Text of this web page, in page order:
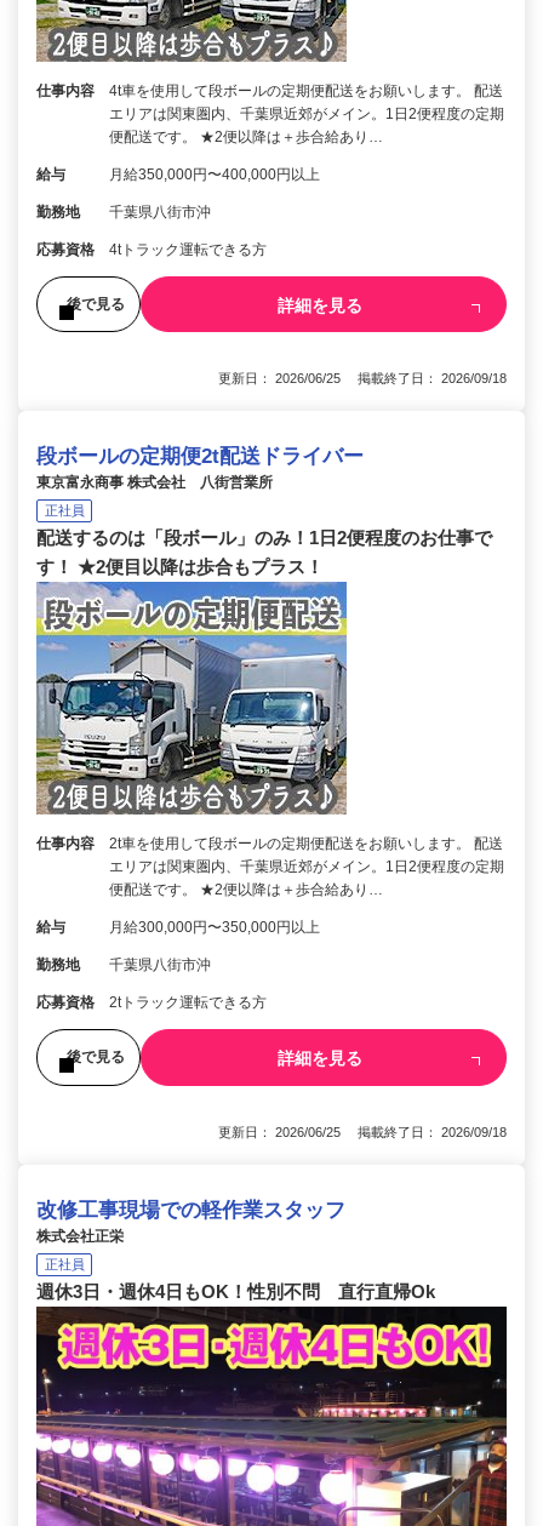
仕事内容
4t車を使用して段ボールの定期便配送をお願いします。 配送
エリアは関東圏内、千葉県近郊がメイン。1日2便程度の定期
便配送です。 ★2便以降は＋歩合給あり…
給与 月給350,000円〜400,000円以上
勤務地 千葉県八街市沖
応募資格 4tトラック運転できる方
後で見る 詳細を見る
更新日： 2026/06/25 掲載終了日： 2026/09/18
段ボールの定期便2t配送ドライバー
東京富永商事 株式会社 八街営業所
正社員
配送するのは「段ボール」のみ！1日2便程度のお仕事で
す！ ★2便目以降は歩合もプラス！
仕事内容
2t車を使用して段ボールの定期便配送をお願いします。 配送
エリアは関東圏内、千葉県近郊がメイン。1日2便程度の定期
便配送です。 ★2便以降は＋歩合給あり…
給与 月給300,000円〜350,000円以上
勤務地 千葉県八街市沖
応募資格 2tトラック運転できる方
後で見る 詳細を見る
更新日： 2026/06/25 掲載終了日： 2026/09/18
改修工事現場での軽作業スタッフ
株式会社正栄
正社員
週休3日・週休4日もOK！性別不問 直行直帰Ok